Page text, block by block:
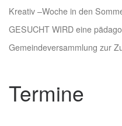
Kreativ –Woche in den
GESUCHT WIRD eine
Gemeindeversammlung zur
Termine